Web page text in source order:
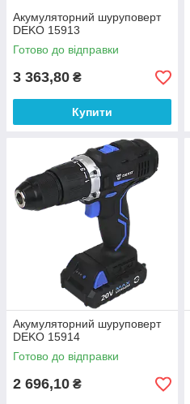
Акумуляторний шуруповерт
DEKO 15913
Готово до відправки
3 363,80 ₴
Купити
Акумуляторний шуруповерт
DEKO 15914
Готово до відправки
2 696,10 ₴